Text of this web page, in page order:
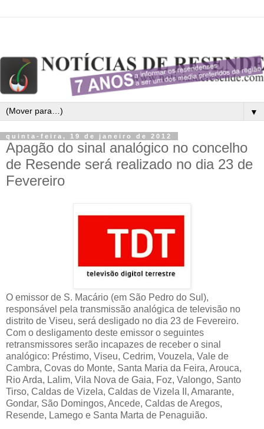
▼
quinta-feira, 19 de janeiro de 2012
Apagão do sinal analógico no concelho
de Resende será realizado no dia 23 de
Fevereiro
O emissor de S. Macário (em São Pedro do Sul),
responsável pela transmissão analógica de televisão no
distrito de Viseu, será desligado no dia 23 de Fevereiro.
Com o desligamento deste emissor o seguintes
retransmissores serão incapazes de receber o sinal
analógico: Préstimo, Viseu, Cedrim, Vouzela, Vale de
Cambra, Covas do Monte, Santa Maria da Feira, Arouca,
Rio Arda, Lalim, Vila Nova de Gaia, Foz, Valongo, Santo
Tirso, Caldas de Vizela, Caldas de Vizela II, Amarante,
Gondar, São Domingos, Ancede, Caldas de Aregos,
Resende, Lamego e Santa Marta de Penaguião.